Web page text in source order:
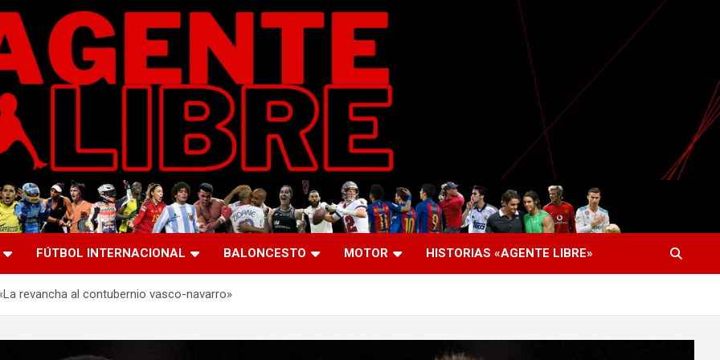
FÚTBOL INTERNACIONAL BALONCESTO MOTOR HISTORIAS «AGENTE LIBRE»
revancha al contubernio vasco-navarro»